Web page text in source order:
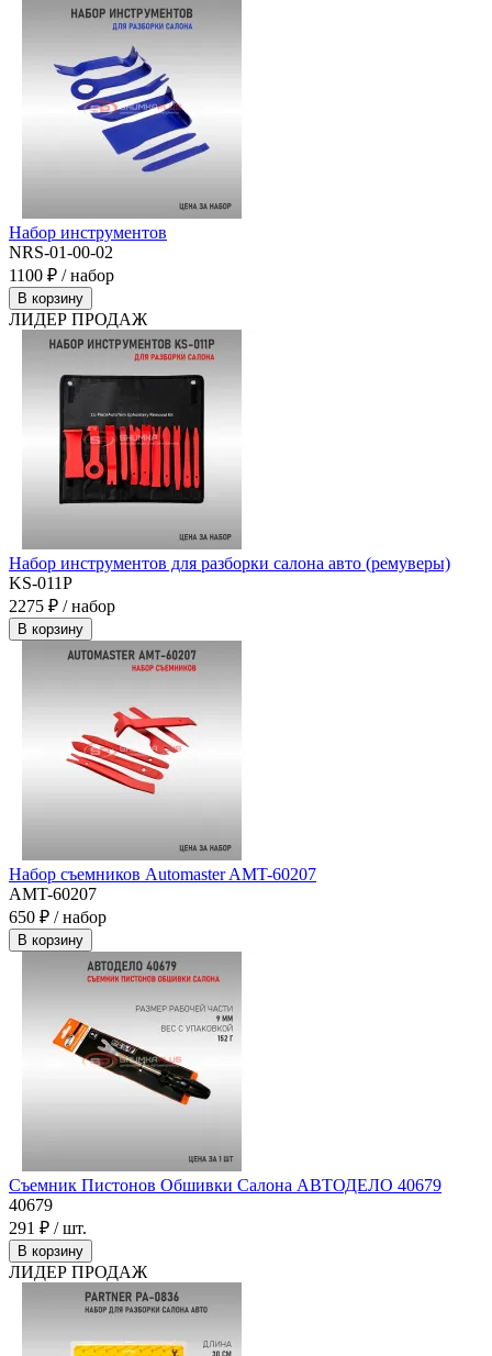
Набор инструментов
NRS-01-00-02
1100 ₽ / набор
В корзину
ЛИДЕР ПРОДАЖ
Набор инструментов для разборки салона авто (ремуверы)
KS-011P
2275 ₽ / набор
В корзину
Набор съемников Automaster AMT-60207
AMT-60207
650 ₽ / набор
В корзину
Съемник Пистонов Обшивки Салона АВТОДЕЛО 40679
40679
291 ₽ / шт.
В корзину
ЛИДЕР ПРОДАЖ